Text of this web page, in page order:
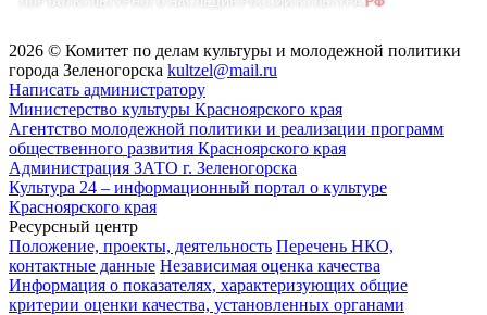
2026 © Комитет по делам культуры и молодежной политики
города Зеленогорска kultzel@mail.ru
Написать администратору
Министерство культуры Красноярского края
Агентство молодежной политики и реализации программ
общественного развития Красноярского края
Администрация ЗАТО г. Зеленогорска
Культура 24 – информационный портал о культуре
Красноярского края
Ресурсный центр
Положение, проекты, деятельность Перечень НКО,
контактные данные Независимая оценка качества
Информация о показателях, характеризующих общие
критерии оценки качества, установленных органами